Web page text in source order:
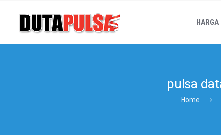
HARGA
pulsa
Home